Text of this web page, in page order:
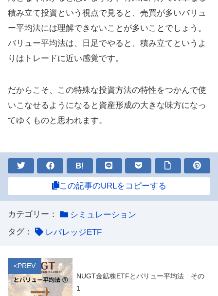
積み立て投資という視点で見ると、売買が多いバリュ
ー平均法には理解できないことが多いことでしょう。
バリュー平均法は、日足でやると、積み立てというよ
りはトレードに近い感覚です。
だからこそ、この特殊な投資方法の特性をつかんで使
いこなせるようになると資産形成の大きな味方になっ
てゆくものと思われます。
B!
この記事のURLをコピーする
カテゴリー：
シミュレーション
タグ：
レバレッジETF
<PREV
NUGT金鉱株ETFとバリュー平均法 その
1